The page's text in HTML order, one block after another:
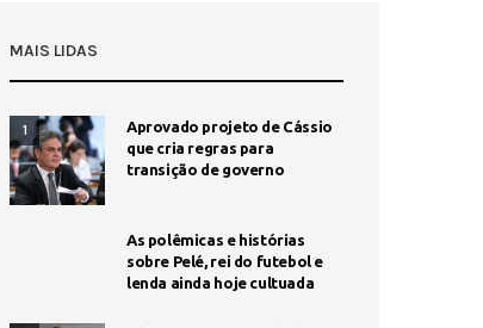
MAIS LIDAS
1
Aprovado projeto de Cássio
que cria regras para
transição de governo
As polêmicas e histórias
sobre Pelé, rei do futebol e
lenda ainda hoje cultuada